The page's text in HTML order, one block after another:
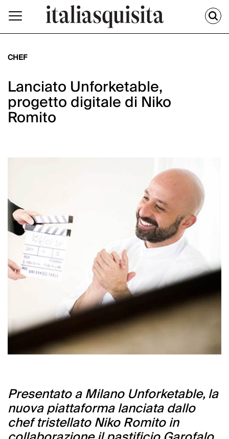
CHEF
Lanciato Unforketable,
progetto digitale di Niko
Romito
Presentato a Milano Unforketable, la
nuova piattaforma lanciata dallo
chef tristellato Niko Romito in